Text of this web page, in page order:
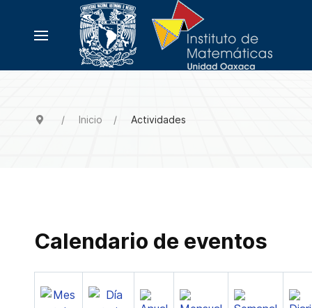
Inicio Actividades
Calendario de eventos